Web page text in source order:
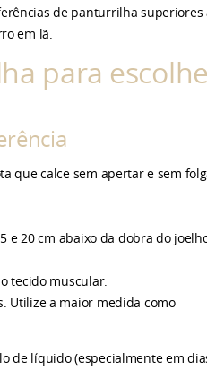
de panturrilha superiores
em lã.
para
que calce sem apertar e sem
20 cm abaixo da dobra do
tecido muscular.
Utilize a maior medida como
de líquido (especialmente em